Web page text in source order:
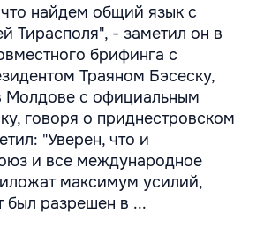
найдем общий язык с
Тирасполя", - заметил он в
брифинга с
Траяном Бэсеску,
Молдове с официальным
говоря о приднестровском
"Уверен, что и
и все международное
максимум усилий,
был разрешен в ...